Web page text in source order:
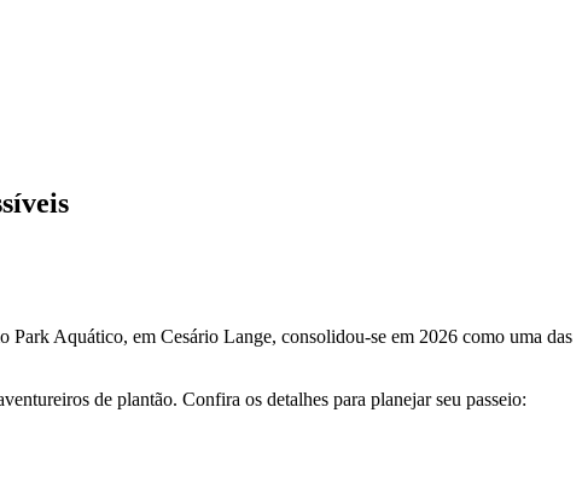
Aquático, em Cesário Lange, consolidou-se em 2026 como uma das
de plantão. Confira os detalhes para planejar seu passeio: